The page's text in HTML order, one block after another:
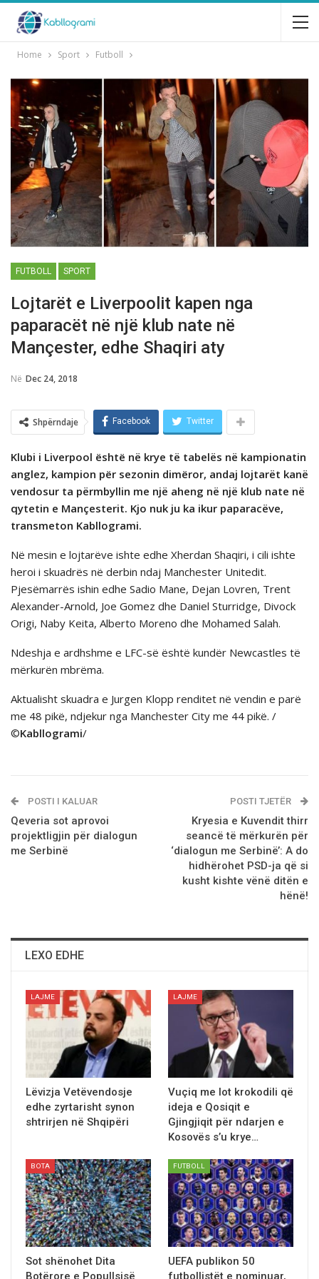
Home Sport Futboll
FUTBOLL SPORT
Lojtarët e Liverpoolit kapen nga
paparacёt në një klub nate në
Mançester, edhe Shaqiri aty
Në Dec 24, 2018
Shpërndaje Facebook Twitter
Klubi i Liverpool ёshtё në krye të tabelës në kampionatin
anglez, kampion pёr sezonin dimёror, andaj lojtarët kanë
vendosur ta përmbyllin me një aheng në një klub nate në
qytetin e Mançesterit. Kjo nuk ju ka ikur paparacëve,
transmeton Kabllogrami.
Në mesin e lojtarëve ishte edhe Xherdan Shaqiri, i cili ishte
heroi i skuadrës në derbin ndaj Manchester Unitedit.
Pjesëmarrës ishin edhe Sadio Mane, Dejan Lovren, Trent
Alexander-Arnold, Joe Gomez dhe Daniel Sturridge, Divock
Origi, Naby Keita, Alberto Moreno dhe Mohamed Salah.
Ndeshja e ardhshme e LFC-së është kundër Newcastles të
mërkurën mbrëma.
Aktualisht skuadra e Jurgen Klopp renditet në vendin e parë
me 48 pikë, ndjekur nga Manchester City me 44 pikë. /
©Kabllogrami/
POSTI I KALUAR
Qeveria sot aprovoi
projektligjin për dialogun
me Serbinë
POSTI TJETËR
Kryesia e Kuvendit thirr
seancё të mërkurën për
‘dialogun me Serbinë’: A do
hidhёrohet PSD-ja qё si
kusht kishte vёnё ditёn e
hёnё!
LEXO EDHE
LAJME
Lëvizja Vetëvendosje
edhe zyrtarisht synon
shtrirjen në Shqipëri
LAJME
Vuçiq me lot krokodili që
ideja e Qosiqit e
Gjingjiqit për ndarjen e
Kosovës s’u krye…
BOTA
Sot shënohet Dita
Botërore e Popullsisë
FUTBOLL
UEFA publikon 50
futbollistët e nominuar,